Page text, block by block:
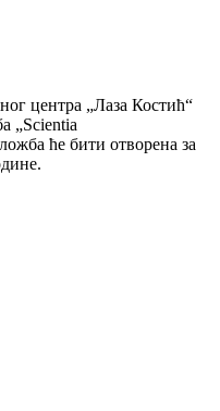
центра „Лаза Костић“
„Scientia
ће бити отворена за